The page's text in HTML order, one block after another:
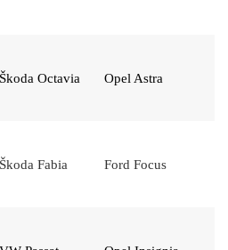
Škoda Octavia Opel Astra
Škoda Fabia Ford Focus